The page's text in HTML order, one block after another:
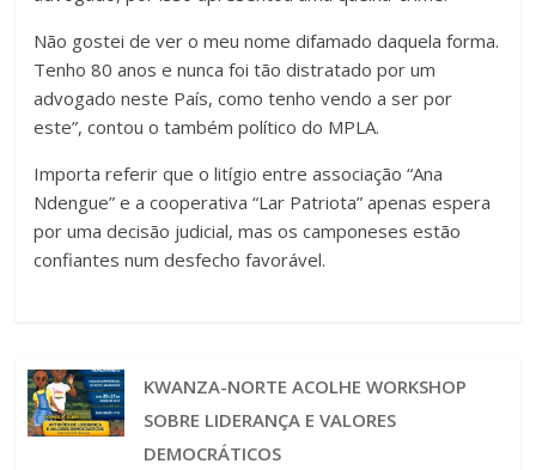
Não gostei de ver o meu nome difamado daquela forma.
Tenho 80 anos e nunca foi tão distratado por um
advogado neste País, como tenho vendo a ser por
este”, contou o também político do MPLA.
Importa referir que o litígio entre associação “Ana
Ndengue” e a cooperativa “Lar Patriota” apenas espera
por uma decisão judicial, mas os camponeses estão
confiantes num desfecho favorável.
KWANZA-NORTE ACOLHE WORKSHOP
SOBRE LIDERANÇA E VALORES
DEMOCRÁTICOS